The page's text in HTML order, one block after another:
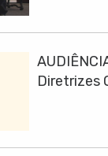
Diretrizes